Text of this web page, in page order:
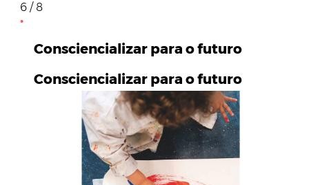
6 / 8
Consciencializar para o futuro
Consciencializar para o futuro